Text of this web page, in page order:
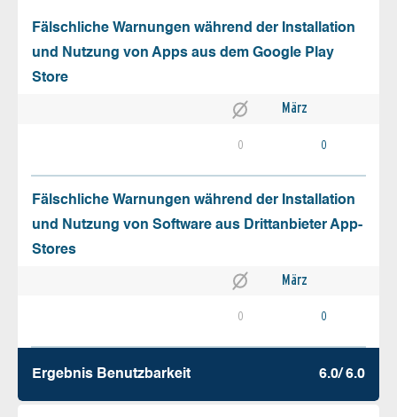
Fälschliche Warnungen während der Installation
und Nutzung von Apps aus dem Google Play
Store
März
0 0
Fälschliche Warnungen während der Installation
und Nutzung von Software aus Drittanbieter App-
Stores
März
0 0
Ergebnis Benutz­barkeit 6.0/ 6.0